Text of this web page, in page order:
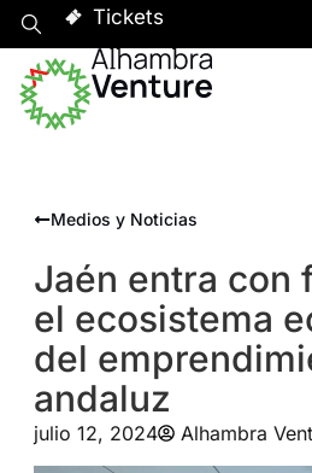
Tickets
Medios y Noticias
Jaén entra con
el ecosistema
del
andaluz
julio 12, 2024 Alhambra